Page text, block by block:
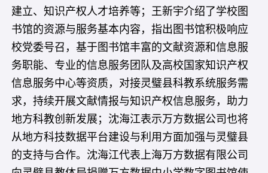
建立、知识产权人才培养等；王新宇介绍了学校图
书馆的资源与服务基本内容，指出图书馆积极响应
校党委号召，基于图书馆丰富的文献资源和信息服
务职能、专业的信息服务团队及高校国家知识产权
信息服务中心等资质，对接灵璧县科教系统服务需
求，持续开展文献情报与知识产权信息服务，助力
地方科教创新发展；沈海江表示万方数据公司也将
从地方科技数据平台建设与利用方面加强与灵璧县
的支持与合作。沈海江代表上海万方数据有限公司